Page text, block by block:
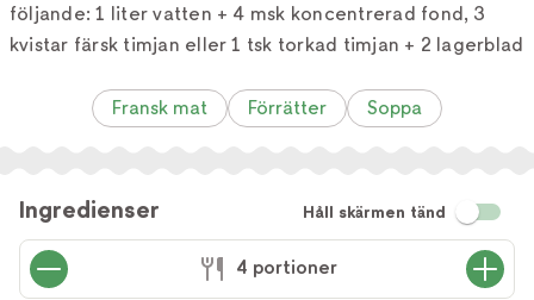
följande: 1 liter vatten + 4 msk koncentrerad fond, 3
kvistar färsk timjan eller 1 tsk torkad timjan + 2 lagerblad
Fransk mat Förrätter Soppa
Ingredienser Håll skärmen tänd
4 portioner